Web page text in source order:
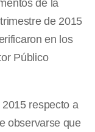
de la
de 2015
en los
Público
respecto a
observarse que